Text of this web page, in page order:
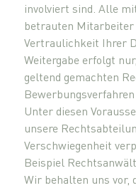
involviert sind. Alle
betrauten
Vertraulichkeit Ihrer
Weitergabe erfolgt
geltend gemachten
Unter diesen
unsere
Verschwiegenheit
Beispiel
Wir behalten uns vor,